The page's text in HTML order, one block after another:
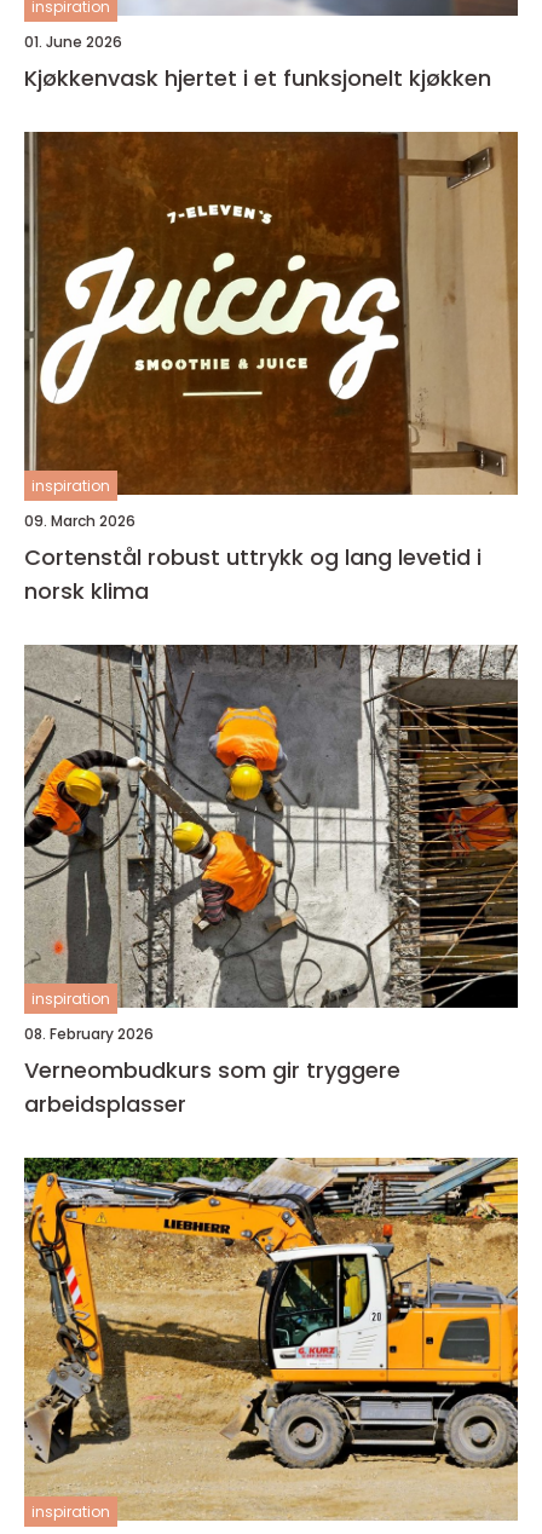
inspiration
01. June 2026
Kjøkkenvask hjertet i et funksjonelt kjøkken
inspiration
09. March 2026
Cortenstål robust uttrykk og lang levetid i
norsk klima
inspiration
08. February 2026
Verneombudkurs som gir tryggere
arbeidsplasser
inspiration